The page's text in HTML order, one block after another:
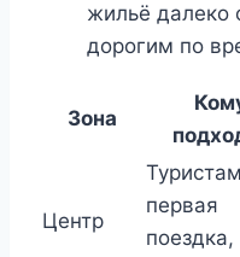
жильё далеко
дорогим по
Зона
Центр
первая
поездка,